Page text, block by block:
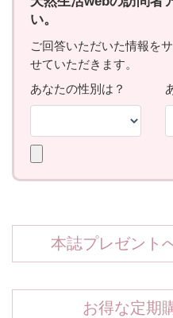
本誌プレゼント
お得な定期